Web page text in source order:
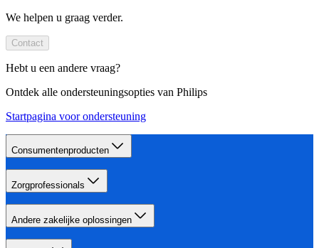
We helpen u graag verder.
Contact
Hebt u een andere vraag?
Ontdek alle ondersteuningsopties van Philips
Startpagina voor ondersteuning
Consumentenproducten
Zorgprofessionals
Andere zakelijke oplossingen